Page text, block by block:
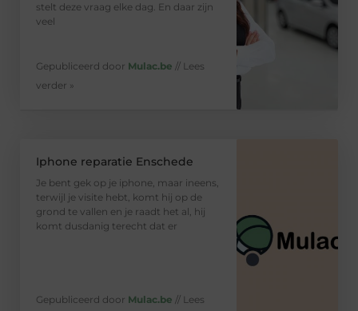
stelt deze vraag elke dag. En daar zijn
veel
Gepubliceerd door Mulac.be // Lees
verder »
Iphone reparatie Enschede
Je bent gek op je iphone, maar ineens,
terwijl je visite hebt, komt hij op de
grond te vallen en je raadt het al, hij
komt dusdanig terecht dat er
Gepubliceerd door Mulac.be // Lees